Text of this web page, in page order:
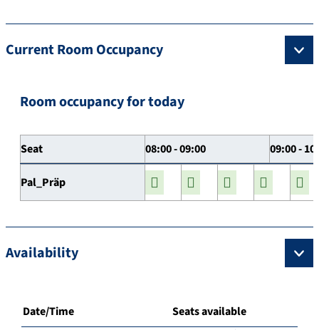
Current Room Occupancy
Room occupancy for today
Seat 08:00 - 09:00 09:00 -
Pal_Präp
Availability
Date/Time Seats available